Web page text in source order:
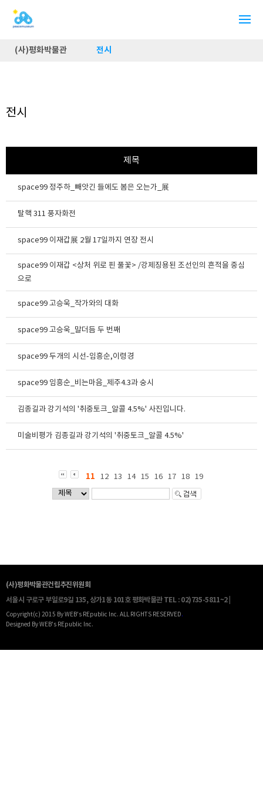
(사)평화박물관 전시
전시
제목
space99 정주하_빼앗긴 들에도 봄은 오는가_展
탈핵 311 풍자화전
space99 이재갑展 2월 17일까지 연장 전시
space99 이재갑 <상처 위로 핀 풀꽃> /강제징용된 조선인의 흔적을 중심
으로
space99 고승욱_작가와의 대화
space99 고승욱_말더듬 두 번째
space99 두개의 시선-임흥순,이령경
space99 임흥순_비는마음_제주4.3과 숭시
김종길과 강기석의 '취중토크_알콜 4.5%' 사진입니다.
미술비평가 김종길과 강기석의 '취중토크_알콜 4.5%'
11 12 13 14 15 16 17 18 19
(사)평화박물관건립추진위원회
서울시 구로구 부일로9길 135, 상가1동 101호 평화박물관 TEL : 02)735-5811~2 |
Copyright(c) 2015 By WEB's REpublic Inc. ALL RIGHTS RESERVED.
Designed By WEB's REpublic Inc.